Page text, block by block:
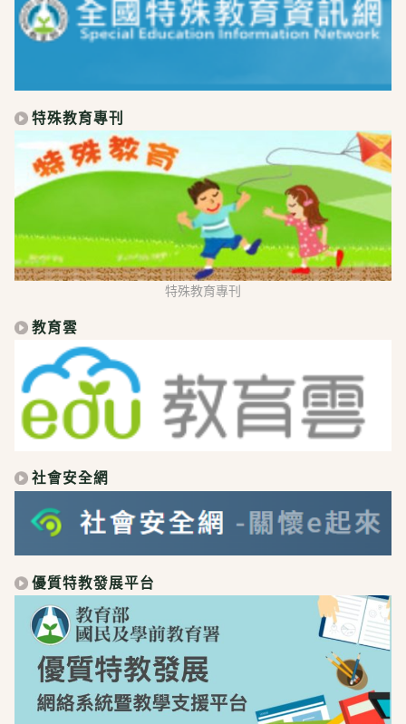
特殊教育專刊
特殊教育專刊
教育雲
社會安全網
優質特教發展平台